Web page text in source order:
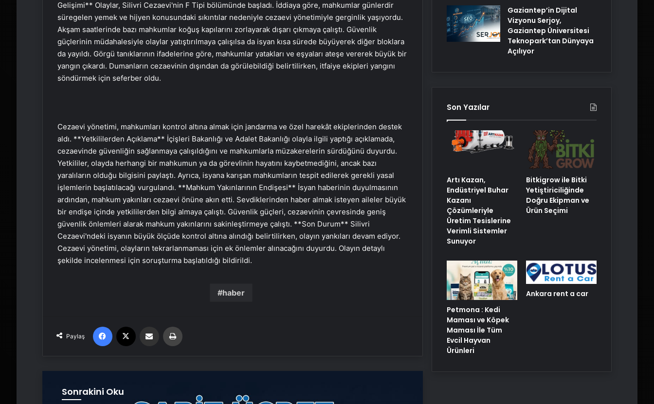
Gelişimi** Olaylar, Silivri Cezaevi'nin F Tipi bölümünde başladı. İddiaya göre, mahkumlar günlerdir
süregelen yemek ve hijyen konusundaki sıkıntılar nedeniyle cezaevi yönetimiyle gerginlik yaşıyordu.
Akşam saatlerinde bazı mahkumlar koğuş kapılarını zorlayarak dışarı çıkmaya çalıştı. Güvenlik
güçlerinin müdahalesiyle olaylar yatıştırılmaya çalışılsa da isyan kısa sürede büyüyerek diğer bloklara
da yayıldı. Görgü tanıklarının ifadelerine göre, mahkumlar yatakları ve eşyaları ateşe vererek büyük bir
yangın çıkardı. Dumanların cezaevinin dışından da görülebildiği belirtilirken, itfaiye ekipleri yangını
söndürmek için seferber oldu.
Cezaevi yönetimi, mahkumları kontrol altına almak için jandarma ve özel harekât ekiplerinden destek
aldı. **Yetkililerden Açıklama** İçişleri Bakanlığı ve Adalet Bakanlığı olayla ilgili yaptığı açıklamada,
cezaevinde güvenliğin sağlanmaya çalışıldığını ve mahkumlarla müzakerelerin sürdüğünü duyurdu.
Yetkililer, olayda herhangi bir mahkumun ya da görevlinin hayatını kaybetmediğini, ancak bazı
yaralıların olduğu bilgisini paylaştı. Ayrıca, isyana karışan mahkumların tespit edilerek gerekli yasal
işlemlerin başlatılacağı vurgulandı. **Mahkum Yakınlarının Endişesi** İsyan haberinin duyulmasının
ardından, mahkum yakınları cezaevi önüne akın etti. Sevdiklerinden haber almak isteyen aileler büyük
bir endişe içinde yetkililerden bilgi almaya çalıştı. Güvenlik güçleri, cezaevinin çevresinde geniş
güvenlik önlemleri alarak mahkum yakınlarını sakinleştirmeye çalıştı. **Son Durum** Silivri
Cezaevi'ndeki isyanın büyük ölçüde kontrol altına alındığı belirtilirken, olayın yankıları devam ediyor.
Cezaevi yönetimi, olayların tekrarlanmaması için ek önlemler alınacağını duyurdu. Olayın detaylı
şekilde incelenmesi için soruşturma başlatıldığı bildirildi.
haber
Paylaş
Facebook Email'den paylaş
Sonrakini Oku
Doğru Ekipman ve Ürün Seçimi
Gaziantep’in Dijital
Vizyonu Serjoy,
Gaziantep Üniversitesi
Teknopark’tan Dünyaya
Açılıyor
Son Yazılar
Artı Kazan,
Endüstriyel Buhar
Kazanı
Çözümleriyle
Üretim Tesislerine
Verimli Sistemler
Sunuyor
Bitkigrow ile Bitki
Yetiştiriciliğinde
Doğru Ekipman ve
Ürün Seçimi
Petmona : Kedi
Maması ve Köpek
Maması İle Tüm
Evcil Hayvan
Ürünleri
Ankara rent a car